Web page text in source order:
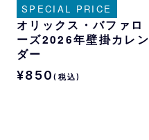
SPECIAL PRICE
オリックス・バファロ
ーズ2026年壁掛カレン
ダー
¥850(税込)